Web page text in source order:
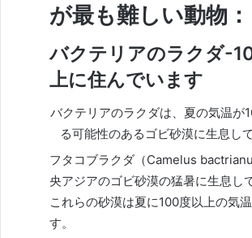
が最も難しい動物：
バクテリアのラクダ-
上に住んでいます
バクテリアのラクダは、夏の気温が
る可能性のあるゴビ砂漠に生息し
フタコブラクダ（Camelus
央アジアのゴビ砂漠の猛暑に生息し
これらの砂漠は夏に100度以上の気
す。